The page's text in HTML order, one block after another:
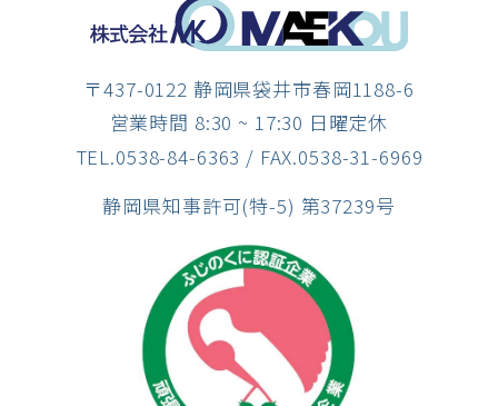
〒437-0122 静岡県袋井市春岡1188-6
営業時間 8:30 ~ 17:30 日曜定休
TEL.0538-84-6363 / FAX.0538-31-6969
静岡県知事許可(特-5) 第37239号